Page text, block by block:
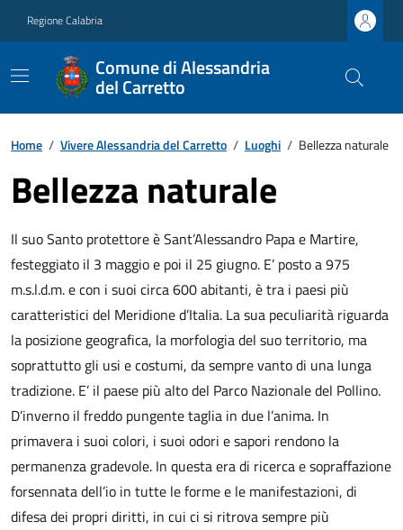
Regione Calabria
Comune di Alessandria
del Carretto
Home / Vivere Alessandria del Carretto / Luoghi / Bellezza naturale
Bellezza naturale
Il suo Santo protettore è Sant’Alessandro Papa e Martire,
festeggiato il 3 maggio e poi il 25 giugno. E’ posto a 975
m.s.l.d.m. e con i suoi circa 600 abitanti, è tra i paesi più
caratteristici del Meridione d’Italia. La sua peculiarità riguarda
la posizione geografica, la morfologia del suo territorio, ma
soprattutto gli usi e costumi, da sempre vanto di una lunga
tradizione. E’ il paese più alto del Parco Nazionale del Pollino.
D’inverno il freddo pungente taglia in due l’anima. In
primavera i suoi colori, i suoi odori e sapori rendono la
permanenza gradevole. In questa era di ricerca e sopraffazione
forsennata dell’io in tutte le forme e le manifestazioni, di
difesa dei propri diritti, in cui ci si ritrova sempre più